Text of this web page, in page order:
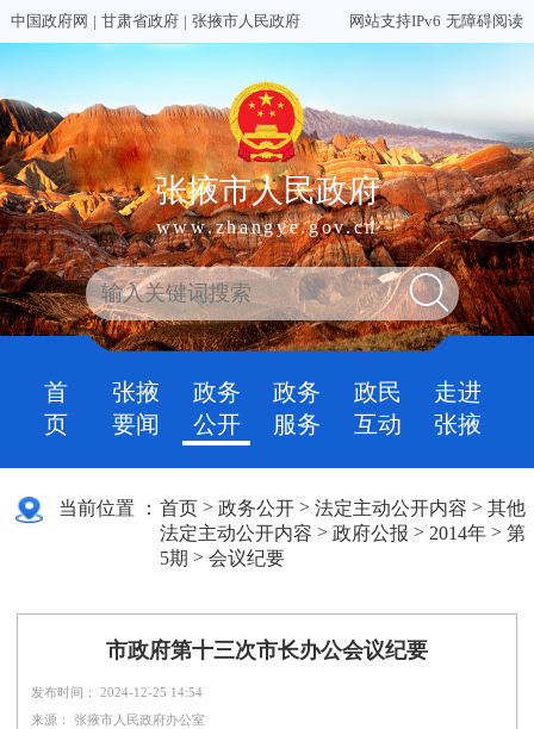
中国政府网 | 甘肃省政府 | 张掖市人民政府 网站支持IPv6 无障碍阅读
张掖市人民政府
www.zhangye.gov.cn
首
页
张掖
要闻
政务
公开
政务
服务
政民
互动
走进
张掖
当前位置 ： 首页 >政务公开 >法定主动公开内容 >其他
法定主动公开内容 >政府公报 > 2014年 >第
5期 >会议纪要
市政府第十三次市长办公会议纪要
发布时间： 2024-12-25 14:54
来源： 张掖市人民政府办公室